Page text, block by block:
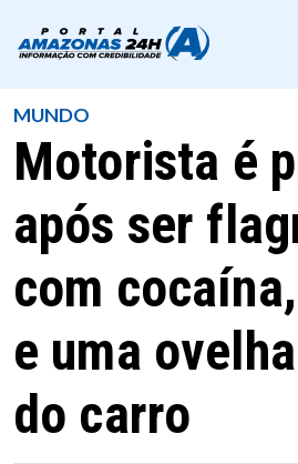
MUNDO
Motorista é
após ser
com
e uma
do carro